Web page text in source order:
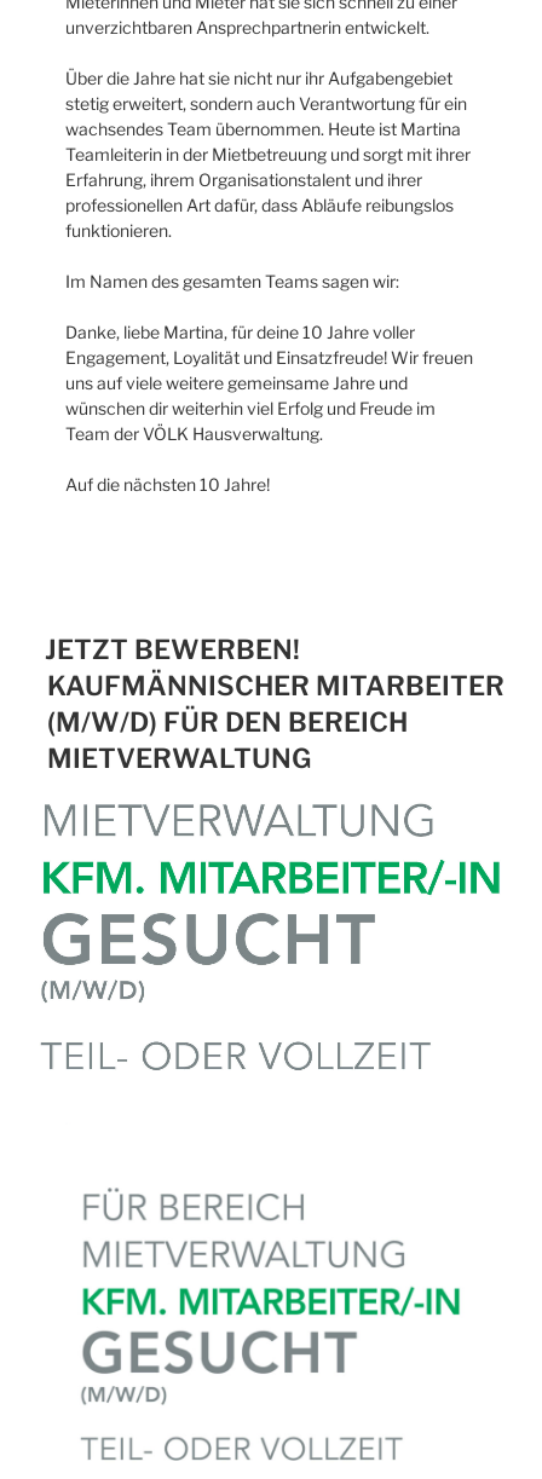
unverzichtbaren Ansprechpartnerin entwickelt.
Über die Jahre hat sie nicht nur ihr Aufgabengebiet
stetig erweitert, sondern auch Verantwortung für ein
wachsendes Team übernommen. Heute ist Martina
Teamleiterin in der Mietbetreuung und sorgt mit ihrer
Erfahrung, ihrem Organisationstalent und ihrer
professionellen Art dafür, dass Abläufe reibungslos
funktionieren.
Im Namen des gesamten Teams sagen wir:
Danke, liebe Martina, für deine 10 Jahre voller
Engagement, Loyalität und Einsatzfreude! Wir freuen
uns auf viele weitere gemeinsame Jahre und
wünschen dir weiterhin viel Erfolg und Freude im
Team der VÖLK Hausverwaltung.
Auf die nächsten 10 Jahre!
JETZT BEWERBEN!
KAUFMÄNNISCHER MITARBEITER
(M/W/D) FÜR DEN BEREICH
MIETVERWALTUNG